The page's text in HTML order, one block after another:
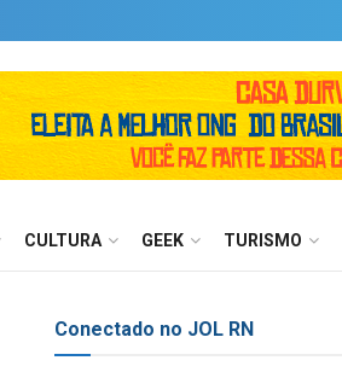
CULTURA GEEK TURISMO
Conectado no JOL RN